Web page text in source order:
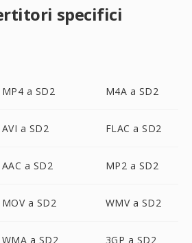
specifici
MP4 a SD2 M4A a SD2
AVI a SD2 FLAC a SD2
AAC a SD2 MP2 a SD2
MOV a SD2 WMV a SD2
WMA a SD2 3GP a SD2